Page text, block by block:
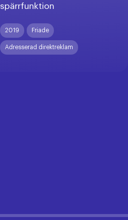
spärrfunktion
2019 Friade
Adresserad direktreklam